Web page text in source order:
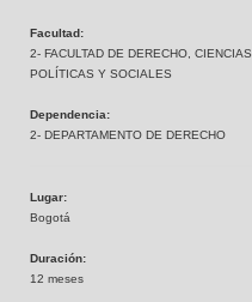
Facultad:
2- FACULTAD DE DERECHO, CIENCIAS
POLÍTICAS Y SOCIALES
Dependencia:
2- DEPARTAMENTO DE DERECHO
Lugar:
Bogotá
Duración:
12 meses